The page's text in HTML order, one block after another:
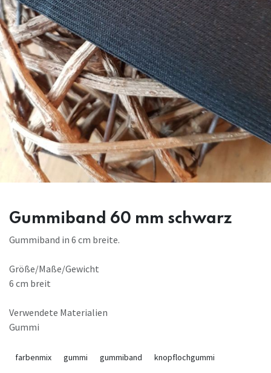
Gummiband 60 mm schwarz
Gummiband in 6 cm breite.
Größe/Maße/Gewicht
6 cm breit
Verwendete Materialien
Gummi
farbenmix gummi gummiband
knopflochgummi